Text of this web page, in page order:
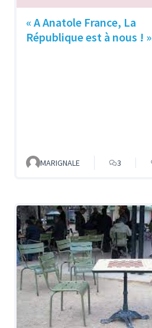
« A Anatole France, La
République est à nous ! »
MARIGNALE 3